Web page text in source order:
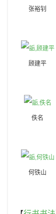
张裕钊
顾建平
佚名
何铁山